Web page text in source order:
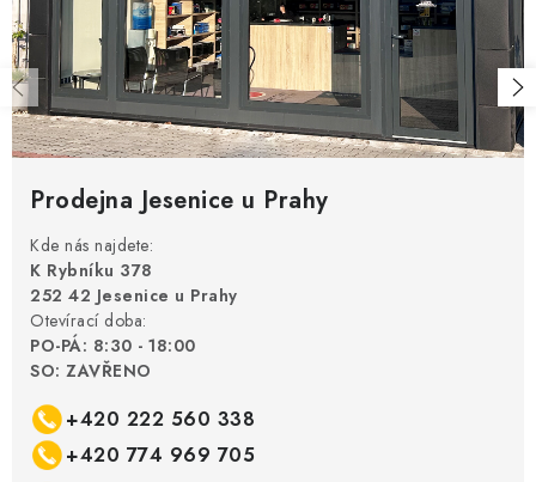
Prodejna Jesenice u Prahy
Kde nás najdete:
K Rybníku 378
252 42 Jesenice u Prahy
Otevírací doba:
PO-PÁ: 8:30 - 18:00
SO: ZAVŘENO
+420 222 560 338
+420 774 969 705